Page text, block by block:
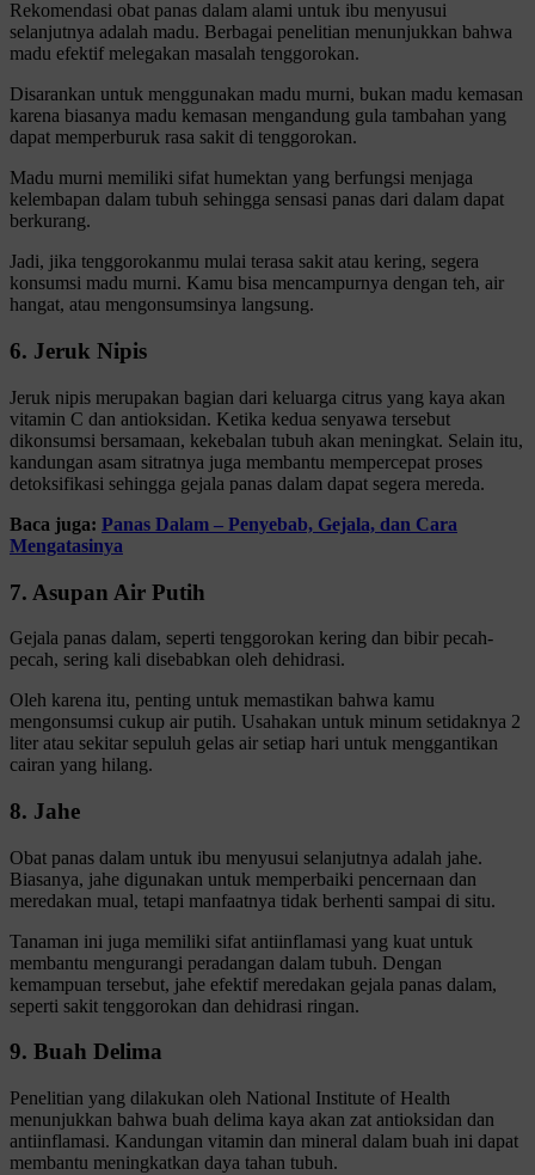
Rekomendasi obat panas dalam alami untuk ibu menyusui
selanjutnya adalah madu. Berbagai penelitian menunjukkan bahwa
madu efektif melegakan masalah tenggorokan.
Disarankan untuk menggunakan madu murni, bukan madu kemasan
karena biasanya madu kemasan mengandung gula tambahan yang
dapat memperburuk rasa sakit di tenggorokan.
Madu murni memiliki sifat humektan yang berfungsi menjaga
kelembapan dalam tubuh sehingga sensasi panas dari dalam dapat
berkurang.
Jadi, jika tenggorokanmu mulai terasa sakit atau kering, segera
konsumsi madu murni. Kamu bisa mencampurnya dengan teh, air
hangat, atau mengonsumsinya langsung.
6. Jeruk Nipis
Jeruk nipis merupakan bagian dari keluarga citrus yang kaya akan
vitamin C dan antioksidan. Ketika kedua senyawa tersebut
dikonsumsi bersamaan, kekebalan tubuh akan meningkat. Selain itu,
kandungan asam sitratnya juga membantu mempercepat proses
detoksifikasi sehingga gejala panas dalam dapat segera mereda.
Baca juga: Panas Dalam – Penyebab, Gejala, dan Cara
Mengatasinya
7. Asupan Air Putih
Gejala panas dalam, seperti tenggorokan kering dan bibir pecah-
pecah, sering kali disebabkan oleh dehidrasi.
Oleh karena itu, penting untuk memastikan bahwa kamu
mengonsumsi cukup air putih. Usahakan untuk minum setidaknya 2
liter atau sekitar sepuluh gelas air setiap hari untuk menggantikan
cairan yang hilang.
8. Jahe
Obat panas dalam untuk ibu menyusui selanjutnya adalah jahe.
Biasanya, jahe digunakan untuk memperbaiki pencernaan dan
meredakan mual, tetapi manfaatnya tidak berhenti sampai di situ.
Tanaman ini juga memiliki sifat antiinflamasi yang kuat untuk
membantu mengurangi peradangan dalam tubuh. Dengan
kemampuan tersebut, jahe efektif meredakan gejala panas dalam,
seperti sakit tenggorokan dan dehidrasi ringan.
9. Buah Delima
Penelitian yang dilakukan oleh National Institute of Health
menunjukkan bahwa buah delima kaya akan zat antioksidan dan
antiinflamasi. Kandungan vitamin dan mineral dalam buah ini dapat
membantu meningkatkan daya tahan tubuh.